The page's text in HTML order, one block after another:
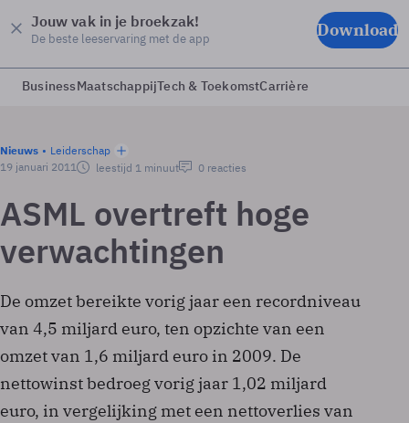
Jouw vak in je broekzak!
De beste leeservaring met de app Download
BusinessMaatschappijTech & ToekomstCarrière
Nieuws
Leiderschap
19 januari 2011
leestijd 1 minuut 0 reacties
ASML overtreft hoge
verwachtingen
De omzet bereikte vorig jaar een recordniveau
van 4,5 miljard euro, ten opzichte van een
omzet van 1,6 miljard euro in 2009. De
nettowinst bedroeg vorig jaar 1,02 miljard
euro, in vergelijking met een nettoverlies van